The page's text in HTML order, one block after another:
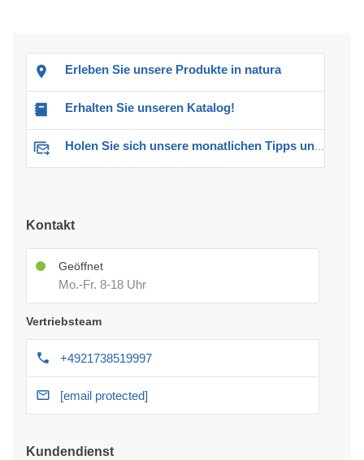
Erleben Sie unsere Produkte in natura
Erhalten Sie unseren Katalog!
Holen Sie sich unsere monatlichen Tipps und Angebote
Kontakt
Geöffnet
Mo.-Fr. 8-18 Uhr
Vertriebsteam
+4921738519997
[email protected]
Kundendienst